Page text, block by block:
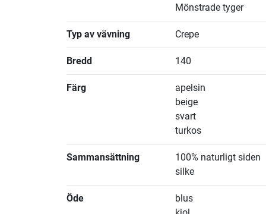
Mönstrade tyger
Typ av vävning Crepe
Bredd 140
Färg
apelsin
beige
svart
turkos
Sammansättning
100% naturligt siden
silke
Öde
blus